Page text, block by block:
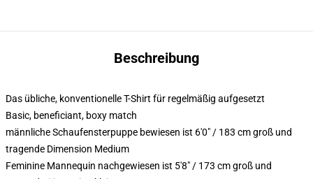
Beschreibung
Das übliche, konventionelle T-Shirt für regelmäßig aufgesetzt
Basic, beneficiant, boxy match
männliche Schaufensterpuppe bewiesen ist 6'0" / 183 cm groß und
tragende Dimension Medium
Feminine Mannequin nachgewiesen ist 5'8" / 173 cm groß und